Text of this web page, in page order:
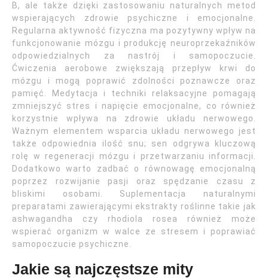
B, ale także dzięki zastosowaniu naturalnych metod
wspierających zdrowie psychiczne i emocjonalne.
Regularna aktywność fizyczna ma pozytywny wpływ na
funkcjonowanie mózgu i produkcję neuroprzekaźników
odpowiedzialnych za nastrój i samopoczucie.
Ćwiczenia aerobowe zwiększają przepływ krwi do
mózgu i mogą poprawić zdolności poznawcze oraz
pamięć. Medytacja i techniki relaksacyjne pomagają
zmniejszyć stres i napięcie emocjonalne, co również
korzystnie wpływa na zdrowie układu nerwowego.
Ważnym elementem wsparcia układu nerwowego jest
także odpowiednia ilość snu; sen odgrywa kluczową
rolę w regeneracji mózgu i przetwarzaniu informacji.
Dodatkowo warto zadbać o równowagę emocjonalną
poprzez rozwijanie pasji oraz spędzanie czasu z
bliskimi osobami. Suplementacja naturalnymi
preparatami zawierającymi ekstrakty roślinne takie jak
ashwagandha czy rhodiola rosea również może
wspierać organizm w walce ze stresem i poprawiać
samopoczucie psychiczne.
Jakie są najczęstsze mity